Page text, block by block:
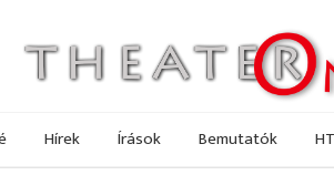
Hírek Írások Bemutatók